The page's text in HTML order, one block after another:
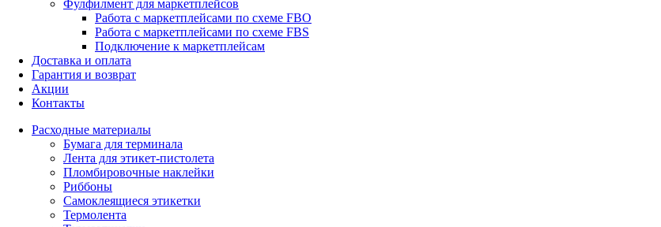
Фулфилмент для маркетплейсов
Работа с маркетплейсами по схеме FBO
Работа с маркетплейсами по схеме FBS
Подключение к маркетплейсам
Доставка и оплата
Гарантия и возврат
Акции
Контакты
Расходные материалы
Бумага для терминала
Лента для этикет-пистолета
Пломбировочные наклейки
Риббоны
Самоклеящиеся этикетки
Термолента